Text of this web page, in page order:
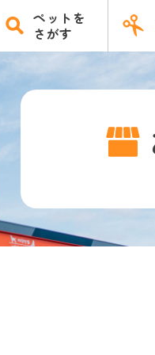
ペットを
さがす